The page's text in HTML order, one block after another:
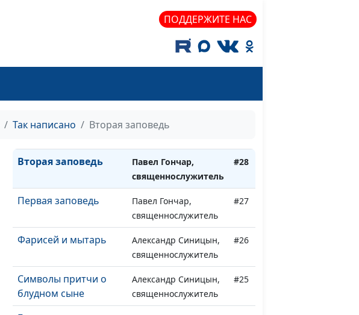
ПОДДЕРЖИТЕ НАС
Так написано Вторая заповедь
священнослужитель
Павел Гончар,
#31
священнослужитель
Третья заповедь
Павел Гончар,
Вторая заповедь
Павел Гончар,
священнослужитель
#28
Первая заповедь
Павел Гончар,
священнослужитель
#27
Фарисей и мытарь
Александр Синицын,
священнослужитель
#26
Символы притчи о
блудном сыне
Александр Синицын,
священнослужитель
#25